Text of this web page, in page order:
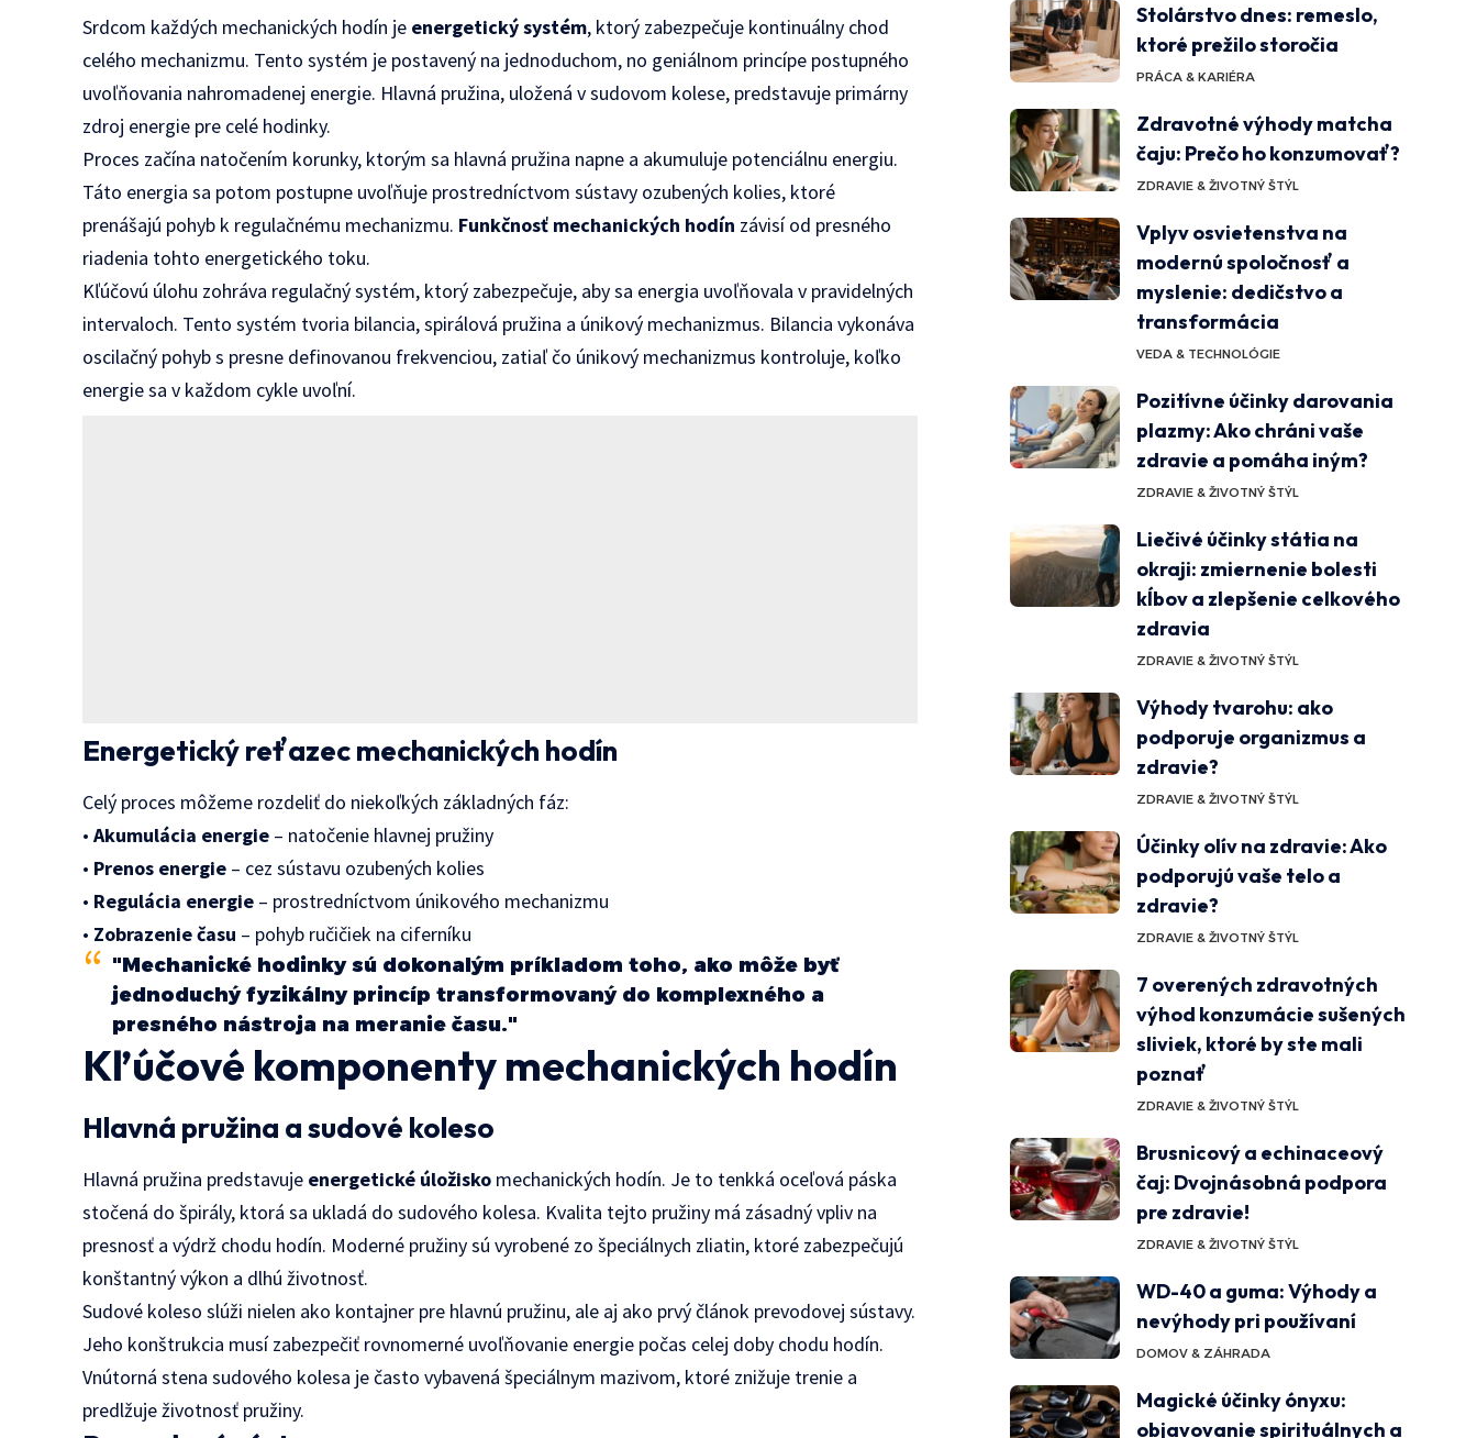
Srdcom každých mechanických hodín je energetický systém, ktorý zabezpečuje kontinuálny chod
celého mechanizmu. Tento systém je postavený na jednoduchom, no geniálnom princípe postupného
uvoľňovania nahromadenej energie. Hlavná pružina, uložená v sudovom kolese, predstavuje primárny
zdroj energie pre celé hodinky.
Proces začína natočením korunky, ktorým sa hlavná pružina napne a akumuluje potenciálnu energiu.
Táto energia sa potom postupne uvoľňuje prostredníctvom sústavy ozubených kolies, ktoré
prenášajú pohyb k regulačnému mechanizmu. Funkčnosť mechanických hodín závisí od presného
riadenia tohto energetického toku.
Kľúčovú úlohu zohráva regulačný systém, ktorý zabezpečuje, aby sa energia uvoľňovala v pravidelných
intervaloch. Tento systém tvoria bilancia, spirálová pružina a únikový mechanizmus. Bilancia vykonáva
oscilačný pohyb s presne definovanou frekvenciou, zatiaľ čo únikový mechanizmus kontroluje, koľko
energie sa v každom cykle uvoľní.
Energetický reťazec mechanických hodín
Celý proces môžeme rozdeliť do niekoľkých základných fáz:
•Akumulácia energie – natočenie hlavnej pružiny
• Prenos energie – cez sústavu ozubených kolies
• Regulácia energie – prostredníctvom únikového mechanizmu
• Zobrazenie času – pohyb ručičiek na ciferníku
"Mechanické hodinky sú dokonalým príkladom toho, ako môže byť
jednoduchý fyzikálny princíp transformovaný do komplexného a
presného nástroja na meranie času."
Kľúčové komponenty mechanických hodín
Hlavná pružina a sudové koleso
Hlavná pružina predstavuje energetické úložisko mechanických hodín. Je to tenkká oceľová páska
stočená do špirály, ktorá sa ukladá do sudového kolesa. Kvalita tejto pružiny má zásadný vpliv na
presnosť a výdrž chodu hodín. Moderné pružiny sú vyrobené zo špeciálnych zliatin, ktoré zabezpečujú
konštantný výkon a dlhú životnosť.
Sudové koleso slúži nielen ako kontajner pre hlavnú pružinu, ale aj ako prvý článok prevodovej sústavy.
Jeho konštrukcia musí zabezpečiť rovnomerné uvoľňovanie energie počas celej doby chodu hodín.
Vnútorná stena sudového kolesa je často vybavená špeciálnym mazivom, ktoré znižuje trenie a
predlžuje životnosť pružiny.
Stolárstvo dnes: remeslo,
ktoré prežilo storočia
PRÁCA & KARIÉRA
Zdravotné výhody matcha
čaju: Prečo ho konzumovať?
ZDRAVIE & ŽIVOTNÝ ŠTÝL
Vplyv osvietenstva na
modernú spoločnosť a
myslenie: dedičstvo a
transformácia
VEDA & TECHNOLÓGIE
Pozitívne účinky darovania
plazmy: Ako chráni vaše
zdravie a pomáha iným?
ZDRAVIE & ŽIVOTNÝ ŠTÝL
Liečivé účinky státia na
okraji: zmiernenie bolesti
kĺbov a zlepšenie celkového
zdravia
ZDRAVIE & ŽIVOTNÝ ŠTÝL
Výhody tvarohu: ako
podporuje organizmus a
zdravie?
ZDRAVIE & ŽIVOTNÝ ŠTÝL
Účinky olív na zdravie: Ako
podporujú vaše telo a
zdravie?
ZDRAVIE & ŽIVOTNÝ ŠTÝL
7 overených zdravotných
výhod konzumácie sušených
sliviek, ktoré by ste mali
poznať
ZDRAVIE & ŽIVOTNÝ ŠTÝL
Brusnicový a echinaceový
čaj: Dvojnásobná podpora
pre zdravie!
ZDRAVIE & ŽIVOTNÝ ŠTÝL
WD-40 a guma: Výhody a
nevýhody pri používaní
DOMOV & ZÁHRADA
Magické účinky ónyxu:
objavovanie spirituálnych a